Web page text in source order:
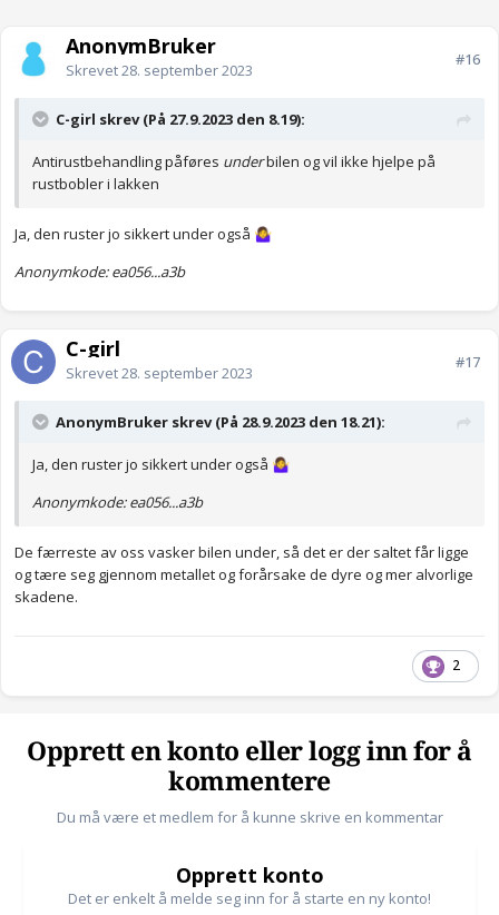
AnonymBruker
Skrevet28. september 2023
#16
C-girl skrev (På 27.9.2023 den 8.19):
Antirustbehandling påføres underbilen og vil ikke hjelpe på
rustbobler i lakken
Ja, den ruster jo sikkert under også 🤷‍♀️
Anonymkode: ea056...a3b
C-girl
Skrevet28. september 2023
#17
AnonymBruker skrev (På 28.9.2023 den 18.21):
Ja, den ruster jo sikkert under også 🤷‍♀️
Anonymkode: ea056...a3b
De færreste av oss vasker bilen under, så det er der saltet får ligge
og tære seg gjennom metallet og forårsake de dyre og mer alvorlige
skadene.
2
Opprett en konto eller logg inn for å
kommentere
Du må være et medlem for å kunne skrive en kommentar
Opprett konto
Det er enkelt å melde seg inn for å starte en ny konto!